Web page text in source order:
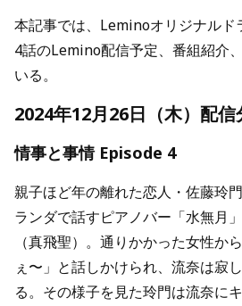
本記事では、Leminoオリジナルド
4話のLemino配信予定、番組紹介
いる。
2024年12月26日（木）配信
情事と事情 Episode 4
親子ほど年の離れた恋人・佐藤玲
ランダで話すピアノバー「⽔無⽉
（真飛聖）。通りかかった女性か
ぇ〜」と話しかけられ、流奈は寂
る。その様子を見た玲門は流奈に